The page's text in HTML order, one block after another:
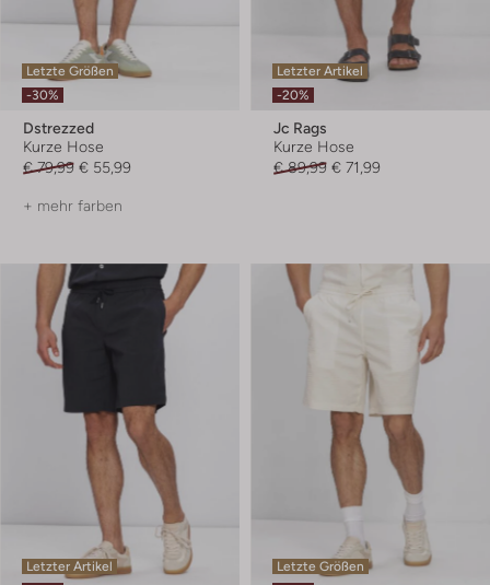
Letzte Größen
-30%
Dstrezzed
Kurze Hose
€ 79,99 € 55,99
+ mehr farben
Letzter Artikel
-20%
Jc Rags
Kurze Hose
€ 89,99 € 71,99
Letzter Artikel
Letzte Größen